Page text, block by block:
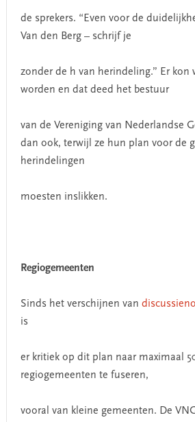
de sprekers. “Even voor de
Van den Berg – schrijf je
zonder de h van herindeling.” Er kon
worden en dat deed het bestuur
van de Vereniging van Nederlandse
dan ook, terwijl ze hun plan voor de
herindelingen
moesten inslikken.
Regiogemeenten
Sinds het verschijnen van
is
er kritiek op dit plan naar maximaal
regiogemeenten te fuseren,
vooral van kleine gemeenten. De